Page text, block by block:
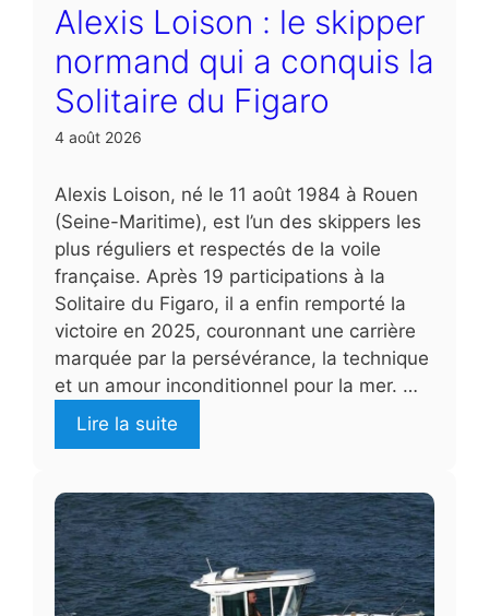
Alexis Loison : le skipper
normand qui a conquis la
Solitaire du Figaro
4 août 2026
Alexis Loison, né le 11 août 1984 à Rouen
(Seine-Maritime), est l’un des skippers les
plus réguliers et respectés de la voile
française. Après 19 participations à la
Solitaire du Figaro, il a enfin remporté la
victoire en 2025, couronnant une carrière
marquée par la persévérance, la technique
et un amour inconditionnel pour la mer. …
Lire la suite